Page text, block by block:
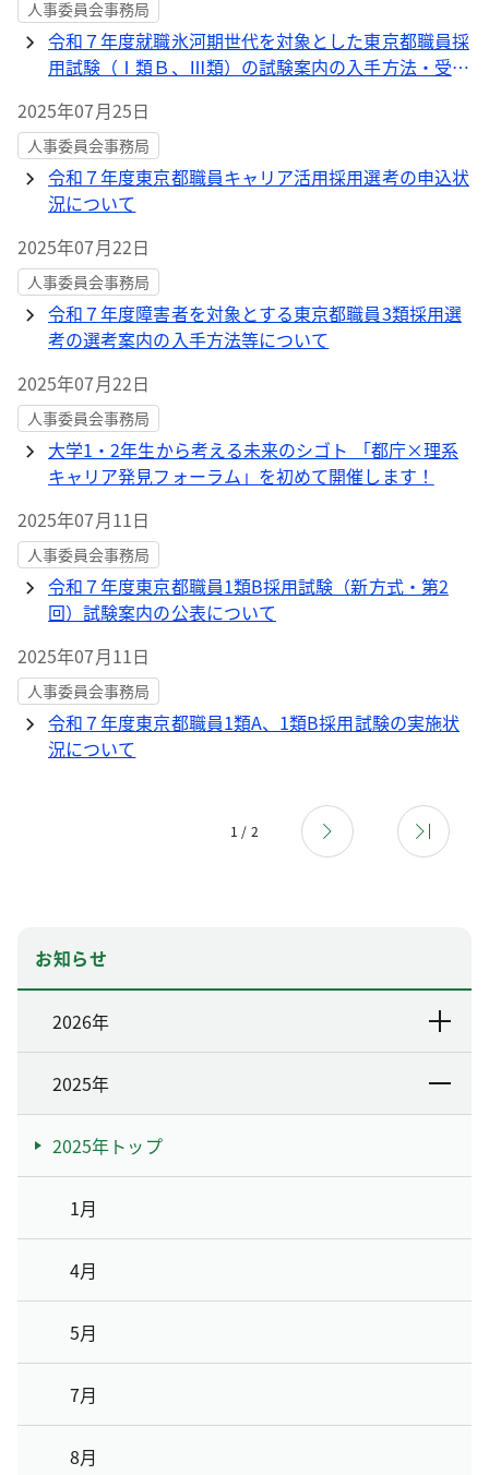
人事委員会事務局
令和７年度就職氷河期世代を対象とした東京都職員採
用試験（Ⅰ類Ｂ、Ⅲ類）の試験案内の入手方法・受験
2025年07月25日
人事委員会事務局
令和７年度東京都職員キャリア活用採用選考の申込状
況について
2025年07月22日
人事委員会事務局
令和７年度障害者を対象とする東京都職員3類採用選
考の選考案内の入手方法等について
2025年07月22日
人事委員会事務局
大学1・2年生から考える未来のシゴト 「都庁×理系
キャリア発見フォーラム」を初めて開催します！
2025年07月11日
人事委員会事務局
令和７年度東京都職員1類B採用試験（新方式・第2
回）試験案内の公表について
2025年07月11日
人事委員会事務局
令和７年度東京都職員1類A、1類B採用試験の実施状
況について
1 / 2
お知らせ
2026年
2025年
2025年トップ
1月
4月
5月
7月
8月